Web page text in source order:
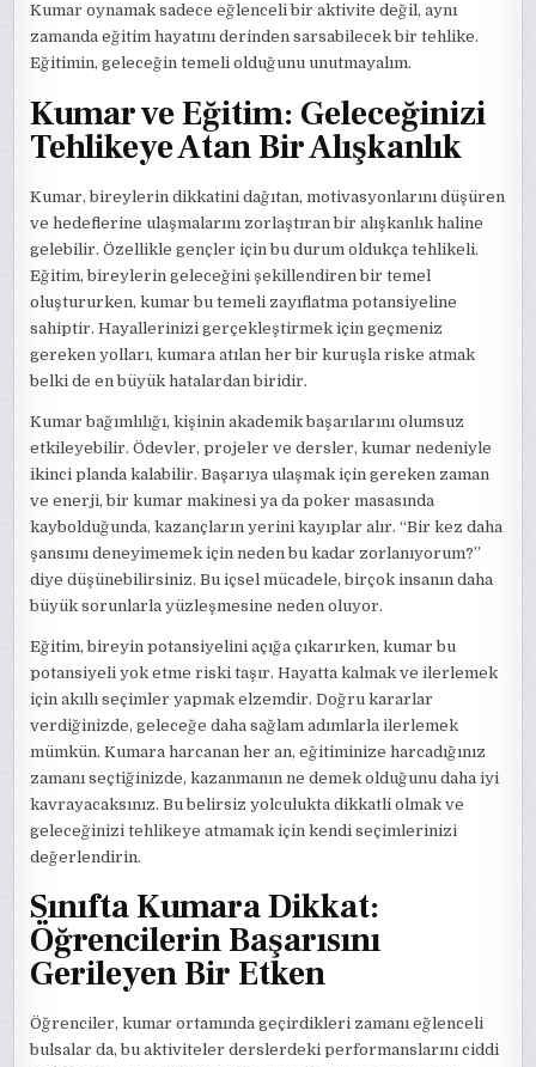
Kumar oynamak sadece eğlenceli bir aktivite değil, aynı
zamanda eğitim hayatını derinden sarsabilecek bir tehlike.
Eğitimin, geleceğin temeli olduğunu unutmayalım.
Kumar ve Eğitim: Geleceğinizi
Tehlikeye Atan Bir Alışkanlık
Kumar, bireylerin dikkatini dağıtan, motivasyonlarını düşüren
ve hedeflerine ulaşmalarını zorlaştıran bir alışkanlık haline
gelebilir. Özellikle gençler için bu durum oldukça tehlikeli.
Eğitim, bireylerin geleceğini şekillendiren bir temel
oluştururken, kumar bu temeli zayıflatma potansiyeline
sahiptir. Hayallerinizi gerçekleştirmek için geçmeniz
gereken yolları, kumara atılan her bir kuruşla riske atmak
belki de en büyük hatalardan biridir.
Kumar bağımlılığı, kişinin akademik başarılarını olumsuz
etkileyebilir. Ödevler, projeler ve dersler, kumar nedeniyle
ikinci planda kalabilir. Başarıya ulaşmak için gereken zaman
ve enerji, bir kumar makinesi ya da poker masasında
kaybolduğunda, kazançların yerini kayıplar alır. “Bir kez daha
şansımı deneyimemek için neden bu kadar zorlanıyorum?”
diye düşünebilirsiniz. Bu içsel mücadele, birçok insanın daha
büyük sorunlarla yüzleşmesine neden oluyor.
Eğitim, bireyin potansiyelini açığa çıkarırken, kumar bu
potansiyeli yok etme riski taşır. Hayatta kalmak ve ilerlemek
için akıllı seçimler yapmak elzemdir. Doğru kararlar
verdiğinizde, geleceğe daha sağlam adımlarla ilerlemek
mümkün. Kumara harcanan her an, eğitiminize harcadığınız
zamanı seçtiğinizde, kazanmanın ne demek olduğunu daha iyi
kavrayacaksınız. Bu belirsiz yolculukta dikkatli olmak ve
geleceğinizi tehlikeye atmamak için kendi seçimlerinizi
değerlendirin.
Sınıfta Kumara Dikkat:
Öğrencilerin Başarısını
Gerileyen Bir Etken
Öğrenciler, kumar ortamında geçirdikleri zamanı eğlenceli
bulsalar da, bu aktiviteler derslerdeki performanslarını ciddi